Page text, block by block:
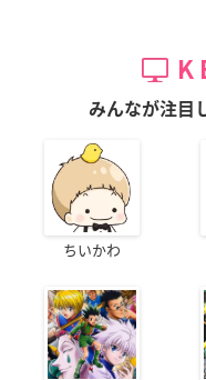
みんなが注目
ちいかわ